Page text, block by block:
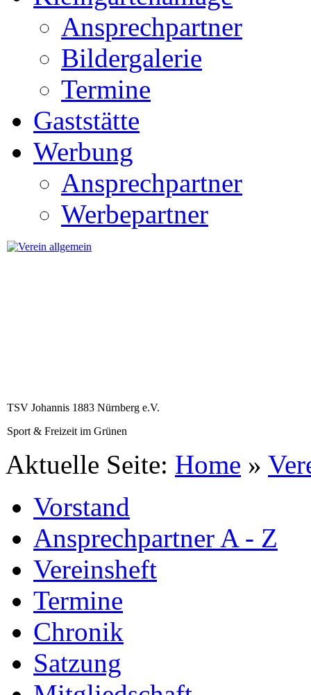
Ansprechpartner
Bildergalerie
Termine
Gaststätte
Werbung
Ansprechpartner
Werbepartner
TSV Johannis 1883 Nürnberg e.V.
Sport & Freizeit im Grünen
Aktuelle Seite: Home »
Vorstand
Ansprechpartner A - Z
Vereinsheft
Termine
Chronik
Satzung